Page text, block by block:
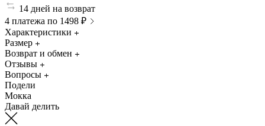
14 дней на возврат
4 платежа по 1498 ₽
Характеристики
Размер
Возврат и обмен
Отзывы
Вопросы
Подели
Мокка
Давай делить